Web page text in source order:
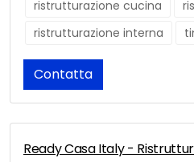
ristrutturazione cucina
ristrutturazione interna
Contatta
Ready Casa Italy -